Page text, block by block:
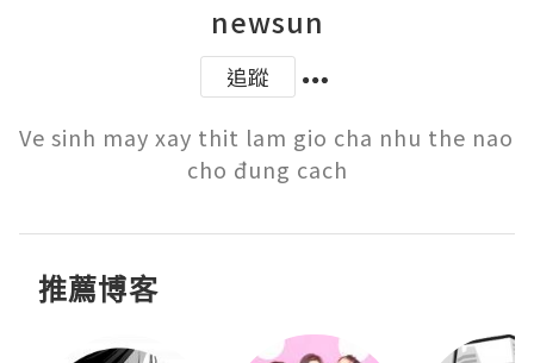
newsun
追蹤
Ve sinh may xay thit lam gio cha nhu the nao
cho đung cach
推薦博客